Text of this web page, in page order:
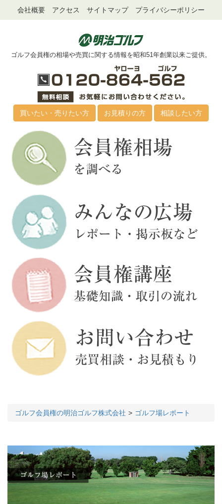
会社概要 アクセス サイトマップ プライバシーポリシー
ゴルフ会員権の相場や売買に関する情報を昭和51年創業以来ご提供。
買いたい・売りたい方 お見積りの方 相談したい方
ゴルフ会員権の明治ゴルフ株式会社 ゴルフ場レポート